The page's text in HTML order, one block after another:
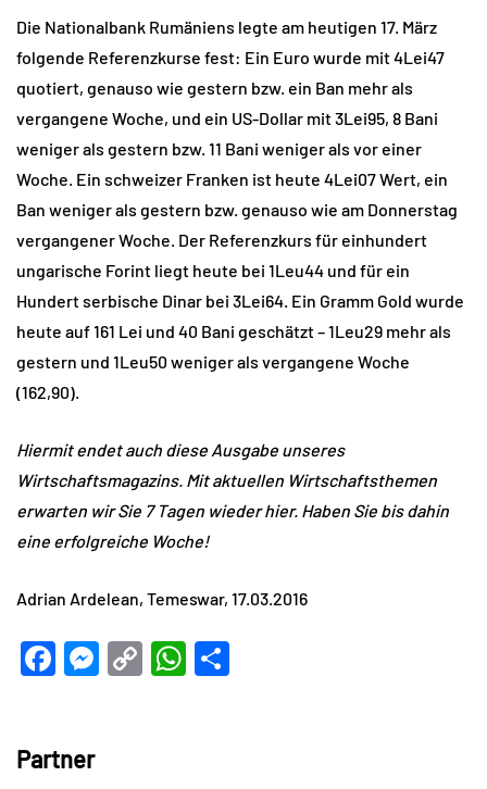
Die Nationalbank Rumäniens legte am heutigen 17. März
folgende Referenzkurse fest: Ein Euro wurde mit 4Lei47
quotiert, genauso wie gestern bzw. ein Ban mehr als
vergangene Woche, und ein US-Dollar mit 3Lei95, 8 Bani
weniger als gestern bzw. 11 Bani weniger als vor einer
Woche. Ein schweizer Franken ist heute 4Lei07 Wert, ein
Ban weniger als gestern bzw. genauso wie am Donnerstag
vergangener Woche. Der Referenzkurs für einhundert
ungarische Forint liegt heute bei 1Leu44 und für ein
Hundert serbische Dinar bei 3Lei64. Ein Gramm Gold wurde
heute auf 161 Lei und 40 Bani geschätzt – 1Leu29 mehr als
gestern und 1Leu50 weniger als vergangene Woche
(162,90).
Hiermit endet auch diese Ausgabe unseres
Wirtschaftsmagazins. Mit aktuellen Wirtschaftsthemen
erwarten wir Sie 7 Tagen wieder hier. Haben Sie bis dahin
eine erfolgreiche Woche!
Adrian Ardelean, Temeswar, 17.03.2016
Facebook
Messenger
CopyWhatsApp
Partner